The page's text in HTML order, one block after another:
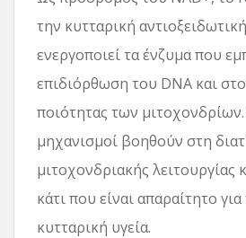
την κυτταρική
ενεργοποιεί τα ένζυμα που
επιδιόρθωση του DNA και
ποιότητας των μιτοχονδρίων.
μηχανισμοί βοηθούν στη
μιτοχονδριακής λειτουργίας
κάτι που είναι απαραίτητο
κυτταρική υγεία.